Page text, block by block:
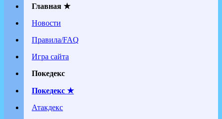
Главная ★
Новости
Правила/FAQ
Игра сайта
Покедекс
Покедекс ★
Атакдекс